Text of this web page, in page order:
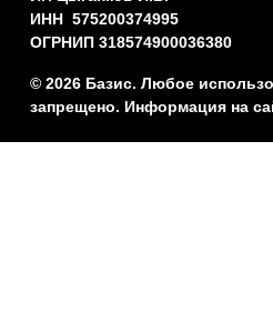
ИНН 575200374995
ОГРНИП 318574900036380
© 2026 Базис. Любое
запрещено. Информация на